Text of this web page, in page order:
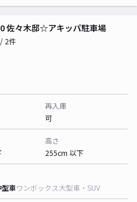
佐々木邸☆アキッパ駐車場
/ 2件
再入庫
可
高さ
255cm 以下
型車ワンボックス大型車・SUV